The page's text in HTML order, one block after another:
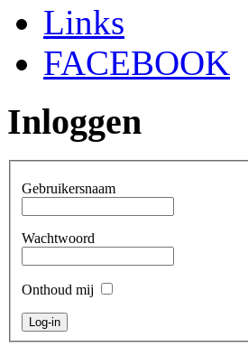
Links
FACEBOOK
Inloggen
Gebruikersnaam
Wachtwoord
Onthoud mij